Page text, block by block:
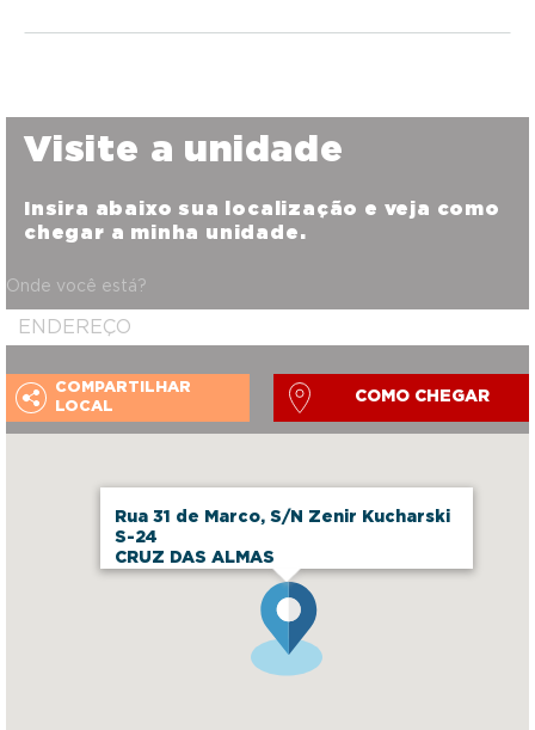
Rua 31 de Marco, S/N Zenir Kucharski
S-24
CRUZ DAS ALMAS
Visite a unidade
Insira abaixo sua localização e veja como
chegar a minha unidade.
Onde você está?
COMPARTILHAR
LOCAL
COMO CHEGAR